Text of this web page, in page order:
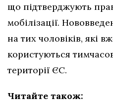
що підтверджують
мобілізації.
на тих чоловіків, які
користуються
території ЄС.
Читайте також: